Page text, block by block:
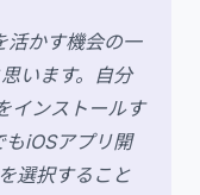
活かす機会の一
います。自分
インストールす
もiOSアプリ開
選択すること